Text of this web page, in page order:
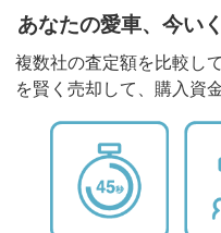
あなたの愛車、今い
複数社の査定額を比較し
を賢く売却して、購入資